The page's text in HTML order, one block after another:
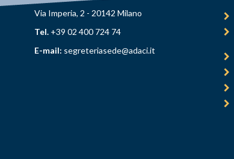
Via Imperia, 2 - 20142 Milano
Tel. +39 02 400 724 74
E-mail: segreteriasede@adaci.it